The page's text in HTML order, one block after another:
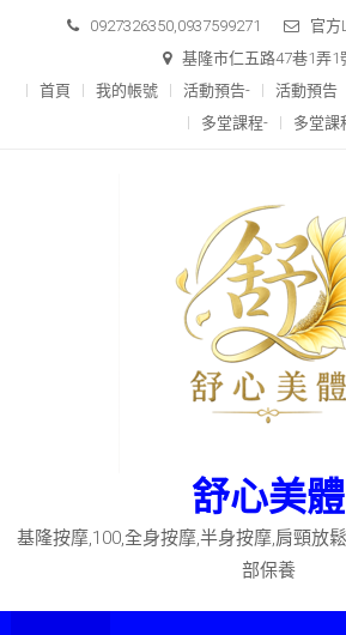
content
0927326350,0937599271
官方
基隆市仁五路47巷1弄1
首頁
我的帳號 活動預告- 活動預告
多堂課程-
多堂課
舒心美體
基隆按摩,100,全身按摩,半身按摩,肩頸放
部保養